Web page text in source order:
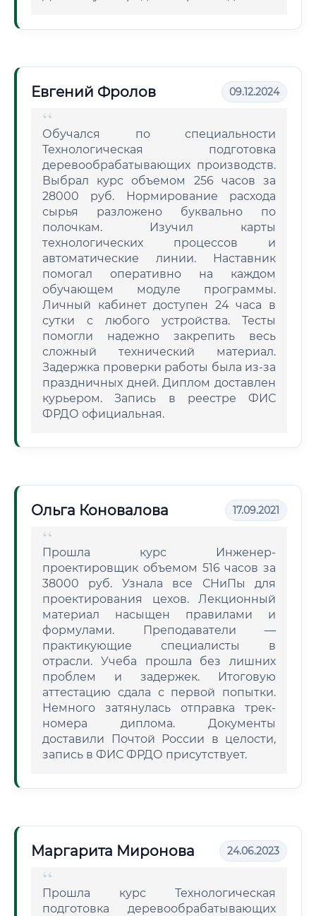
Евгений Фролов 09.12.2024
Обучался по специальности
Технологическая подготовка
деревообрабатывающих производств.
Выбрал курс объемом 256 часов за
28000 руб. Нормирование расхода
сырья разложено буквально по
полочкам. Изучил карты
технологических процессов и
автоматические линии. Наставник
помогал оперативно на каждом
обучающем модуле программы.
Личный кабинет доступен 24 часа в
сутки с любого устройства. Тесты
помогли надежно закрепить весь
сложный технический материал.
Задержка проверки работы была из-за
праздничных дней. Диплом доставлен
курьером. Запись в реестре ФИС
ФРДО официальная.
Ольга Коновалова 17.09.2021
Прошла курс Инженер-
проектировщик объемом 516 часов за
38000 руб. Узнала все СНиПы для
проектирования цехов. Лекционный
материал насыщен правилами и
формулами. Преподаватели —
практикующие специалисты в
отрасли. Учеба прошла без лишних
проблем и задержек. Итоговую
аттестацию сдала с первой попытки.
Немного затянулась отправка трек-
номера диплома. Документы
доставили Почтой России в целости,
запись в ФИС ФРДО присутствует.
Маргарита Миронова 24.06.2023
Прошла курс Технологическая
подготовка деревообрабатывающих